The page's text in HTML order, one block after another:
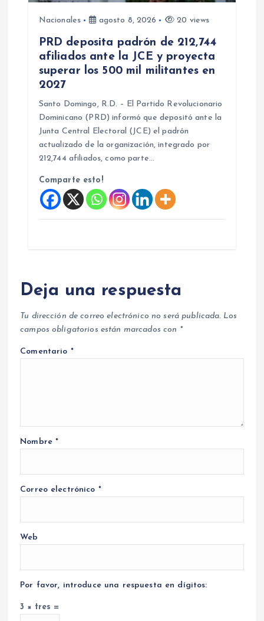
Nacionales agosto 8, 2026 20 views
PRD deposita padrón de 212,744
afiliados ante la JCE y proyecta
superar los 500 mil militantes en
2027
Santo Domingo, R.D. – El Partido Revolucionario
Dominicano (PRD) informó que depositó ante la
Junta Central Electoral (JCE) el padrón
actualizado de la organización, integrado por
212,744 afiliados, como parte…
Comparte esto!
Deja una respuesta
Tu dirección de correo electrónico no será publicada. Los
campos obligatorios están marcados con *
Comentario *
Nombre*
Correo electrónico *
Web
Por favor, introduce una respuesta en dígitos:
3 × tres =